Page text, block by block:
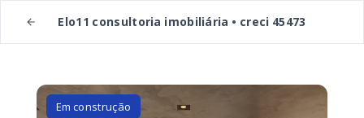
Elo11 consultoria imobiliária • creci 45473
Em construção